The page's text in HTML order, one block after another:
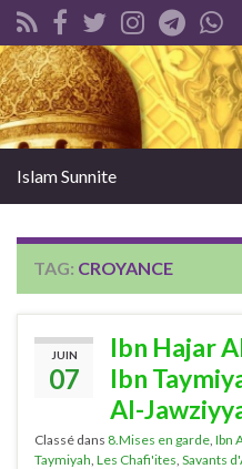
Search for:
Islam Sunnite
TAG: CROYANCE
JUIN
07
Ibn Hajar
Ibn
Al-
Classé dans 8.Mises en garde Ibn
Taymiyah Les Chafi'ites Savants